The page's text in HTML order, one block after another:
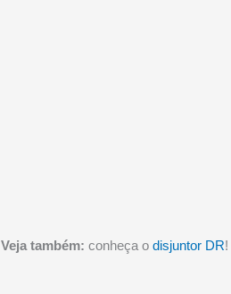
Veja também: conheça odisjuntor DR!